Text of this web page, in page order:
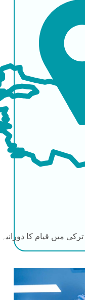
ترکی میں قیام کا